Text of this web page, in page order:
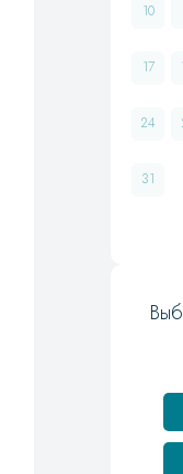
10
17
24
31